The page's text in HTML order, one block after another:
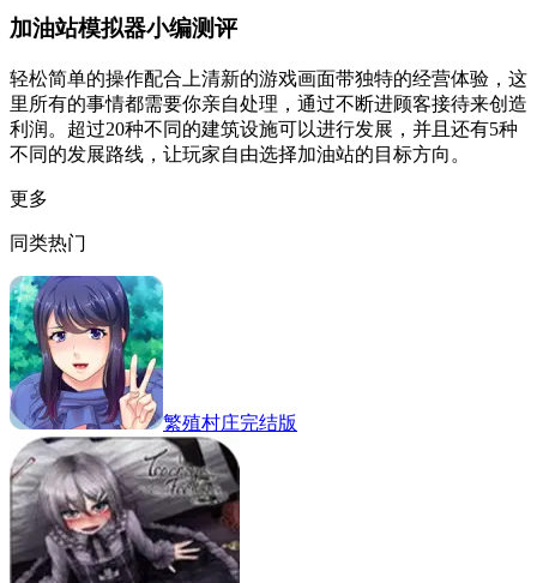
加油站模拟器小编测评
轻松简单的操作配合上清新的游戏画面带独特的经营体验，这
里所有的事情都需要你亲自处理，通过不断进顾客接待来创造
利润。超过20种不同的建筑设施可以进行发展，并且还有5种
不同的发展路线，让玩家自由选择加油站的目标方向。
更多
同类热门
繁殖村庄完结版